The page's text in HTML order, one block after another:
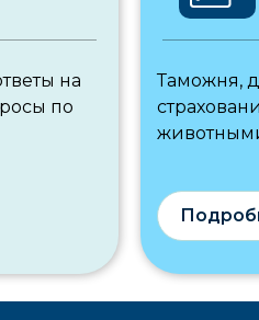
на
по
Таможня,